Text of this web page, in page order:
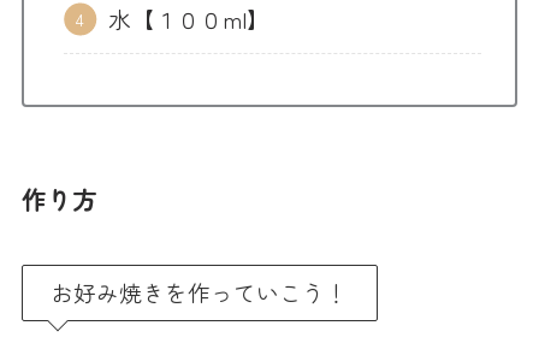
水【１００ml】
作り方
お好み焼きを作っていこう！